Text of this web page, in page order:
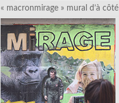
« macronmirage » mural d’à côté